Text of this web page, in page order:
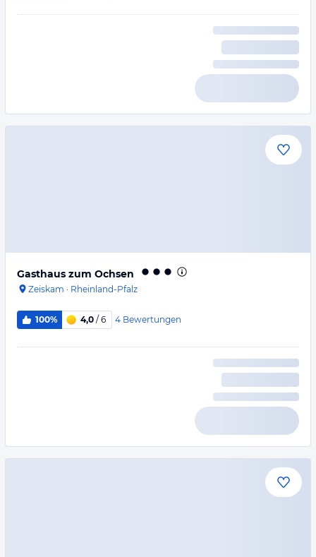
Gasthaus zum Ochsen
Zeiskam · Rheinland-Pfalz
100% 4,0 / 6 4 Bewertungen